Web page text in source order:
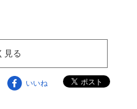
見る
いいね